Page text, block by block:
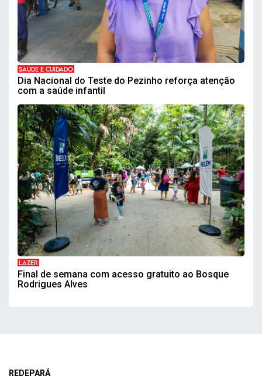
SAÚDE E CUIDADO
Dia Nacional do Teste do Pezinho reforça atenção
com a saúde infantil
LAZER
Final de semana com acesso gratuito ao Bosque
Rodrigues Alves
REDEPARÁ